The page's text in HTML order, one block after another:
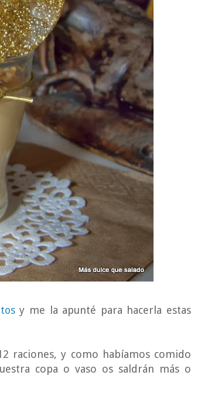
y me la apunté para hacerla estas
raciones, y como habíamos comido
copa o vaso os saldrán más o